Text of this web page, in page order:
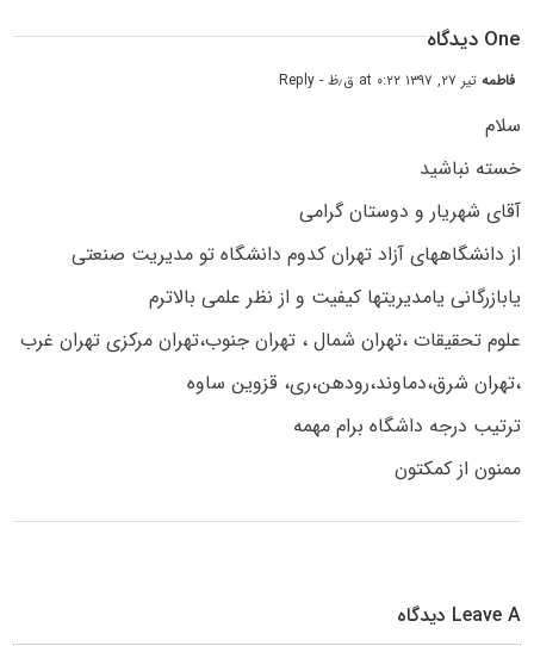
One دیدگاه
فاطمهتیر ۲۷, ۱۳۹۷ at ۰:۲۲ ق٫ظ - Reply
سلام
خسته نباشید
آقای شهریار و دوستان گرامی
از دانشگاههای آزاد تهران کدوم دانشگاه تو مدیریت صنعتی
یابازرگانی یامدیریتها کیفیت و از نظر علمی بالاترم
علوم تحقیقات ،تهران شمال ، تهران جنوب،تهران مرکزی تهران غرب
،تهران شرق،دماوند،رودهن،ری، قزوین ساوه
ترتیب درجه داشگاه برام مهمه‌
ممنون از کمکتون
Leave A دیدگاه